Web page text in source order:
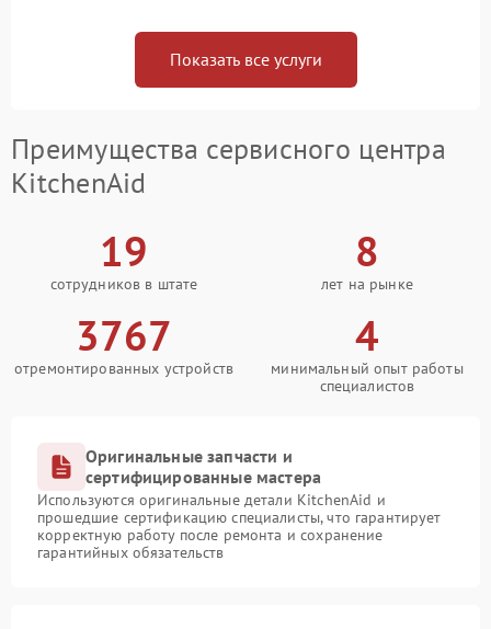
Показать все услуги
Преимущества сервисного центра
KitchenAid
19
сотрудников в штате
8
лет на рынке
3767
отремонтированных устройств
4
минимальный опыт работы
специалистов
Оригинальные запчасти и
сертифицированные мастера
Используются оригинальные детали KitchenAid и
прошедшие сертификацию специалисты, что гарантирует
корректную работу после ремонта и сохранение
гарантийных обязательств